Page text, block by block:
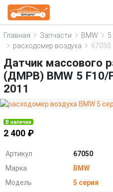
Главная Запчасти BMW 5
расходомер воздуха
67050
Датчик массового
(ДМРВ) BMW 5 F10/
2011
В наличии
2 400 ₽
Артикул
67050
Марка
BMW
Модель
5 серия